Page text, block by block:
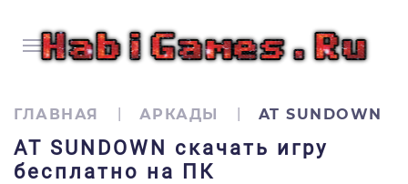
ГЛАВНАЯ АРКАДЫ AT SUNDOWN
AT SUNDOWN скачать игру
бесплатно на ПК